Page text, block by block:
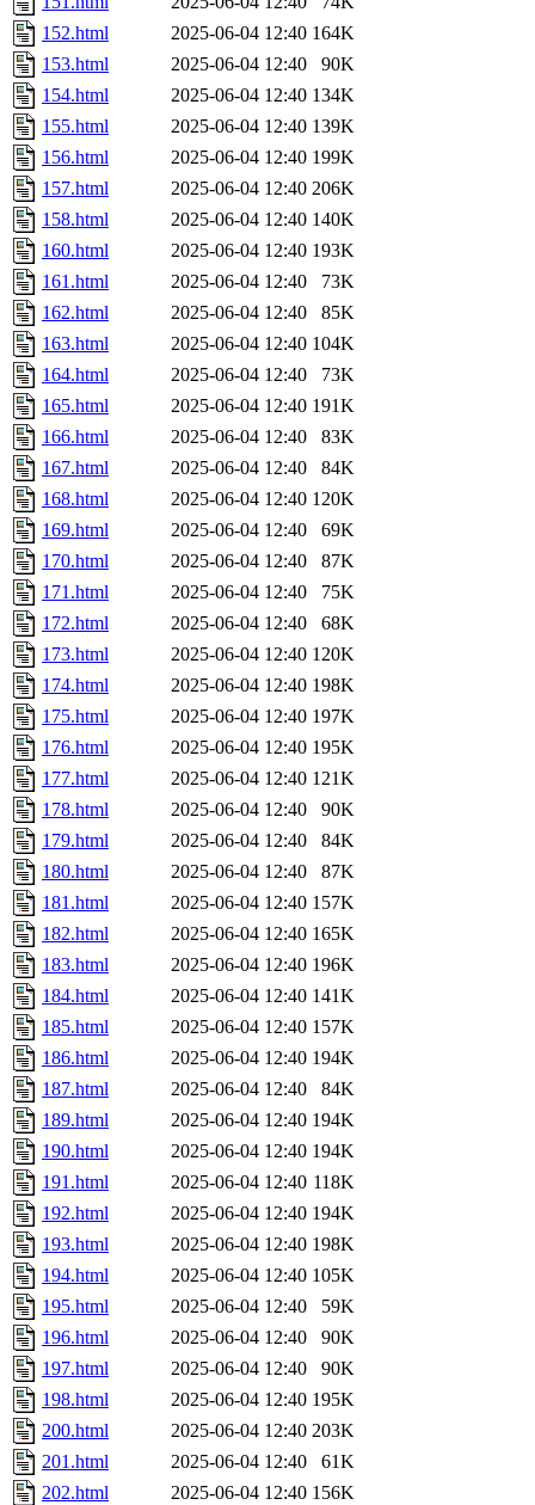
152.html
2025-06-04 12:40 164K
153.html
2025-06-04 12:40
90K
154.html
2025-06-04 12:40 134K
155.html
2025-06-04 12:40 139K
156.html
2025-06-04 12:40 199K
157.html
2025-06-04 12:40 206K
158.html
2025-06-04 12:40 140K
160.html
2025-06-04 12:40 193K
161.html
2025-06-04 12:40
73K
162.html
2025-06-04 12:40
85K
163.html
2025-06-04 12:40 104K
164.html
2025-06-04 12:40
73K
165.html
2025-06-04 12:40 191K
166.html
2025-06-04 12:40
83K
167.html
2025-06-04 12:40
84K
168.html
2025-06-04 12:40 120K
169.html
2025-06-04 12:40
69K
170.html
2025-06-04 12:40
87K
171.html
2025-06-04 12:40
75K
172.html
2025-06-04 12:40
68K
173.html
2025-06-04 12:40 120K
174.html
2025-06-04 12:40 198K
175.html
2025-06-04 12:40 197K
176.html
2025-06-04 12:40 195K
177.html
2025-06-04 12:40 121K
178.html
2025-06-04 12:40
90K
179.html
2025-06-04 12:40
84K
180.html
2025-06-04 12:40
87K
181.html
2025-06-04 12:40 157K
182.html
2025-06-04 12:40 165K
183.html
2025-06-04 12:40 196K
184.html
2025-06-04 12:40 141K
185.html
2025-06-04 12:40 157K
186.html
2025-06-04 12:40 194K
187.html
2025-06-04 12:40
84K
189.html
2025-06-04 12:40 194K
190.html
2025-06-04 12:40 194K
191.html
2025-06-04 12:40 118K
192.html
2025-06-04 12:40 194K
193.html
2025-06-04 12:40 198K
194.html
2025-06-04 12:40 105K
195.html
2025-06-04 12:40
59K
196.html
2025-06-04 12:40
90K
197.html
2025-06-04 12:40
90K
198.html
2025-06-04 12:40 195K
200.html
2025-06-04 12:40 203K
201.html
2025-06-04 12:40
61K
202.html
2025-06-04 12:40 156K